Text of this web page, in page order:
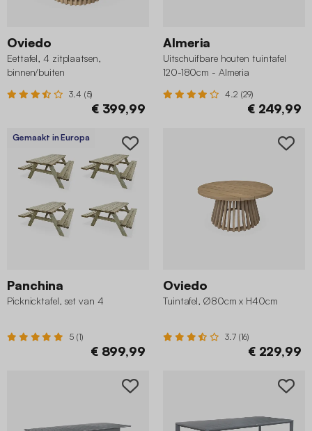
Oviedo
Eettafel, 4 zitplaatsen,
binnen/buiten
3.4 (5)
€ 399,99
Almeria
Uitschuifbare houten tuintafel
120-180cm - Almeria
4.2 (29)
€ 249,99
Gemaakt in Europa
Panchina
Picknicktafel, set van 4
5 (1)
€ 899,99
Oviedo
Tuintafel, Ø80cm x H40cm
3.7 (16)
€ 229,99